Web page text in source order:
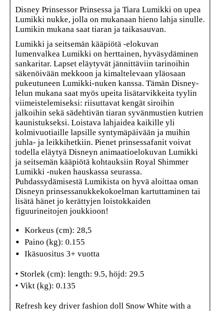
Disney Prinsessor Prinsessa ja Tiara Lumikki on upea
Lumikki nukke, jolla on mukanaan hieno lahja sinulle.
Lumikin mukana saat tiaran ja taikasauvan.
Lumikki ja seitsemän kääpiötä -elokuvan
lumenvalkea Lumikki on herttainen, hyväsydäminen
sankaritar. Lapset eläytyvät jännittäviin tarinoihin
säkenöivään mekkoon ja kimaltelevaan yläosaan
pukeutuneen Lumikki-nuken kanssa. Tämän Disney-
lelun mukana saat myös upeita lisätarvikkeita tyylin
viimeistelemiseksi: riisuttavat kengät siroihin
jalkoihin sekä sädehtivän tiaran syvänmustien kutrien
kaunistukseksi. Loistava lahjaidea kaikille yli
kolmivuotiaille lapsille syntymäpäivään ja muihin
juhla- ja leikkihetkiin. Pienet prinsessafanit voivat
todella eläytyä Disneyn animaatioelokuvan Lumikki
ja seitsemän kääpiötä kohtauksiin Royal Shimmer
Lumikki -nuken hauskassa seurassa.
Puhdassydämisestä Lumikista on hyvä aloittaa oman
Disneyn prinsessanukkekokoelman kartuttaminen tai
lisätä hänet jo kerättyjen loistokkaiden
figuurineitojen joukkioon!
Korkeus (cm): 28,5
Paino (kg): 0.155
Ikäsuositus 3+ vuotta
• Storlek (cm): length: 9.5, höjd: 29.5
• Vikt (kg): 0.135
Refresh key driver fashion doll Snow White with a